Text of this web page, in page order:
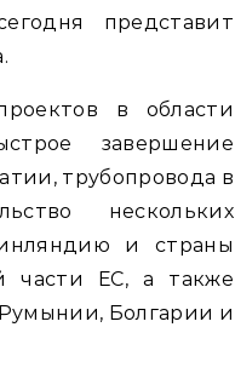
представит
в области
завершение
трубопровода в
нескольких
и страны
части ЕС, а также
Болгарии и